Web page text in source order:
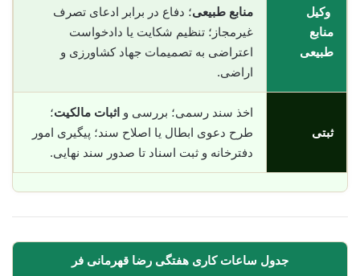
وکیل
منابع
طبیعی
منابع طبیعی؛ دفاع در برابر ادعای تصرف
غیرمجاز؛ تنظیم شکایت یا دادخواست
اعتراضی به تصمیمات جهاد کشاورزی و
اراضی.
ثبتی
اخذ سند رسمی؛ بررسی و اثبات مالکیت؛
طرح دعوی ابطال یا اصلاح سند؛ پیگیری امور
دفترخانه و ثبت اسناد تا صدور سند نهایی.
جدول ساعات کاری هفتگی رضا قهرمانی فر